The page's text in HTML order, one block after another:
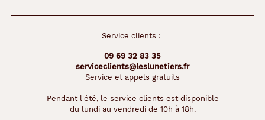
Service clients :
09 69 32 83 35
serviceclients@leslunetiers.fr
Service et appels gratuits
Pendant l'été, le service clients est disponible
du lundi au vendredi de 10h à 18h.